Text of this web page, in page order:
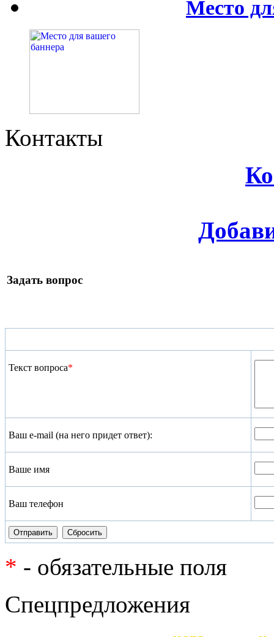
Место
Контакты
Задать вопрос
Текст вопроса*
Ваш e-mail (на него придет ответ):
Ваше имя
Ваш телефон
* - обязательные поля
Спецпредложения